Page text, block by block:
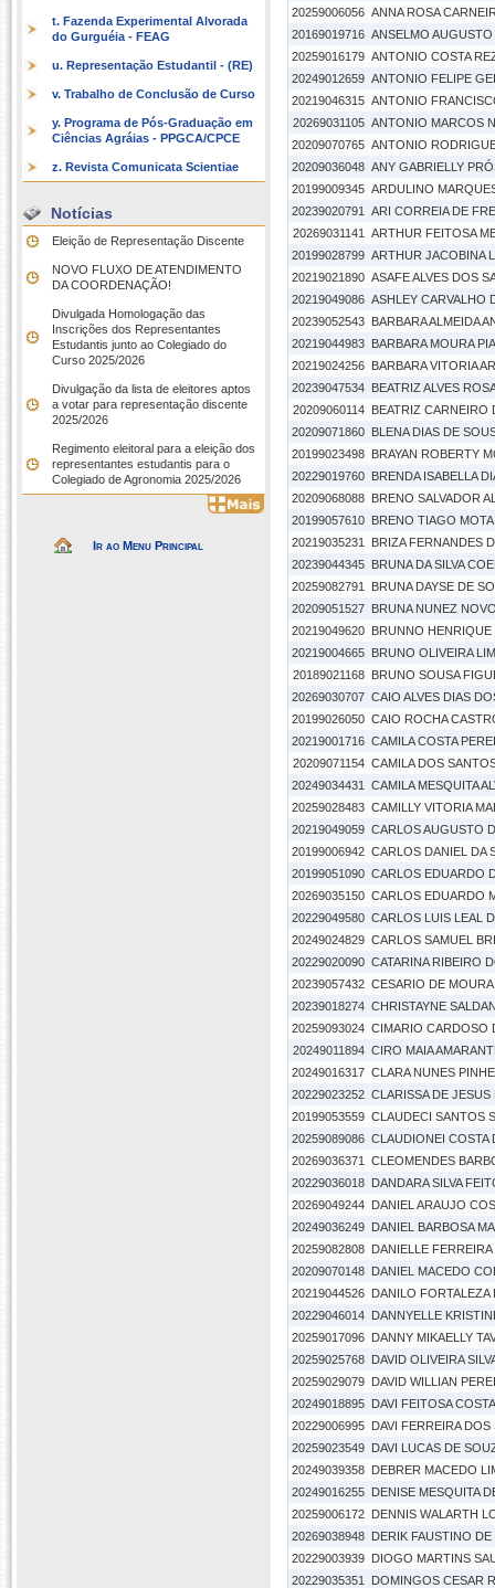
t. Fazenda Experimental Alvorada
do Gurguéia - FEAG
u. Representação Estudantil - (RE)
v. Trabalho de Conclusão de Curso
y. Programa de Pós-Graduação em
Ciências Agráias - PPGCA/CPCE
z. Revista Comunicata Scientiae
Notícias
Eleição de Representação Discente
NOVO FLUXO DE ATENDIMENTO
DA COORDENAÇÃO!
Divulgada Homologação das
Inscrições dos Representantes
Estudantis junto ao Colegiado do
Curso 2025/2026
Divulgação da lista de eleitores aptos
a votar para representação discente
2025/2026
Regimento eleitoral para a eleição dos
representantes estudantis para o
Colegiado de Agronomia 2025/2026
Ir ao Menu Principal
20259006056 ANNA ROSA
20169019716 ANSELMO
20259016179 ANTONIO COSTA
20249012659 ANTONIO FELIPE
20219046315 ANTONIO
20269031105 ANTONIO MARCOS
20209070765 ANTONIO
20209036048 ANY GABRIELLY
20199009345 ARDULINO
20239020791
ARI CORREIA DE
20269031141
ARTHUR FEITOSA
20199028799 ARTHUR JACOBINA
20219021890 ASAFE ALVES DOS
20219049086 ASHLEY CARVALHO
20239052543 BARBARA ALMEIDA
20219044983 BARBARA MOURA
20219024256 BARBARA VITORIA
20239047534 BEATRIZ ALVES
20209060114
BEATRIZ CARNEIRO
20209071860 BLENA DIAS DE
20199023498 BRAYAN ROBERTY
20229019760 BRENDA ISABELLA
20209068088 BRENO SALVADOR
20199057610 BRENO TIAGO MOTA
20219035231
BRIZA FERNANDES
20239044345 BRUNA DA SILVA
20259082791
BRUNA DAYSE DE
20209051527 BRUNA NUNEZ
20219049620 BRUNNO
20219004665 BRUNO OLIVEIRA
20189021168
BRUNO SOUSA
20269030707 CAIO ALVES DIAS
20199026050 CAIO ROCHA
20219001716 CAMILA COSTA
20209071154 CAMILA DOS
20249034431
CAMILA MESQUITA
20259028483 CAMILLY VITORIA
20219049059 CARLOS AUGUSTO
20199006942 CARLOS DANIEL DA
20199051090 CARLOS EDUARDO
20269035150 CARLOS EDUARDO
20229049580 CARLOS LUIS LEAL
20249024829 CARLOS SAMUEL
20229020090 CATARINA RIBEIRO
20239057432 CESARIO DE
20239018274 CHRISTAYNE
20259093024 CIMARIO CARDOSO
20249011894 CIRO MAIA
20249016317 CLARA NUNES
20229023252 CLARISSA DE JESUS
20199053559 CLAUDECI SANTOS
20259089086 CLAUDIONEI COSTA
20269036371
CLEOMENDES
20229036018 DANDARA SILVA
20269049244 DANIEL ARAUJO
20249036249 DANIEL BARBOSA
20259082808 DANIELLE
20209070148 DANIEL MACEDO
20219044526 DANILO FORTALEZA
20229046014 DANNYELLE
20259017096 DANNY MIKAELLY
20259025768 DAVID OLIVEIRA
20259029079 DAVID WILLIAN
20249018895 DAVI FEITOSA
20229006995 DAVI FERREIRA DOS
20259023549 DAVI LUCAS DE
20249039358 DEBRER MACEDO
20249016255 DENISE MESQUITA
20259006172 DENNIS WALARTH
20269038948 DERIK FAUSTINO
20229003939 DIOGO MARTINS
20229035351
DOMINGOS CESAR